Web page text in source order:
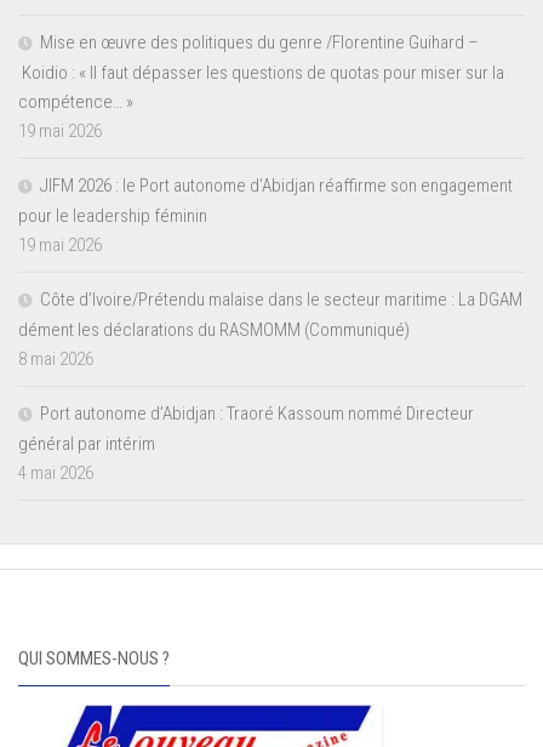
Mise en œuvre des politiques du genre /Florentine Guihard –
Koidio : « Il faut dépasser les questions de quotas pour miser sur la
compétence… »
19 mai 2026
JIFM 2026 : le Port autonome d’Abidjan réaffirme son engagement
pour le leadership féminin
19 mai 2026
Côte d’Ivoire/Prétendu malaise dans le secteur maritime : La DGAM
dément les déclarations du RASMOMM (Communiqué)
8 mai 2026
Port autonome d’Abidjan : Traoré Kassoum nommé Directeur
général par intérim
4 mai 2026
QUI SOMMES-NOUS ?